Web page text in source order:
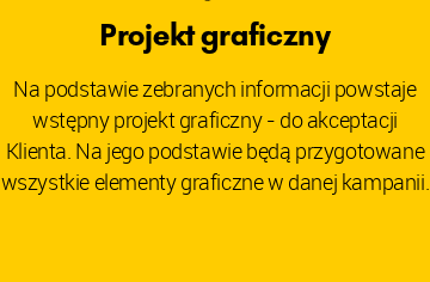
Projekt graficzny
Na podstawie zebranych informacji powstaje
wstępny projekt graficzny - do akceptacji
Klienta. Na jego podstawie będą przygotowane
wszystkie elementy graficzne w danej kampanii.